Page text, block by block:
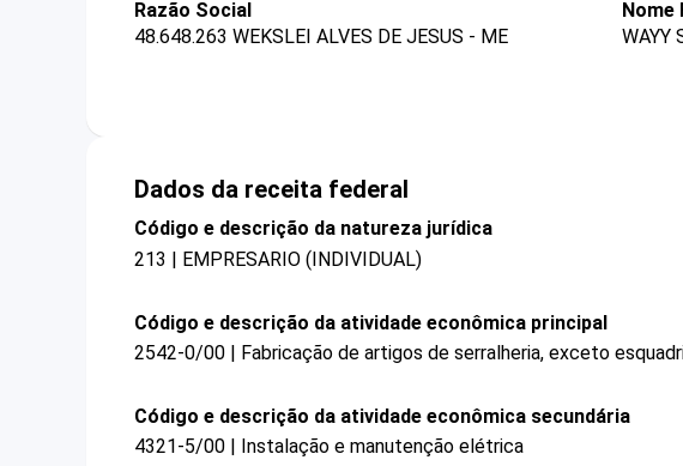
Razão Social
48.648.263 WEKSLEI ALVES DE JESUS - ME
Nome
WAYY
Dados da receita federal
Código e descrição da natureza jurídica
213 | EMPRESARIO (INDIVIDUAL)
Código e descrição da atividade econômica principal
2542-0/00 | Fabricação de artigos de serralheria, exceto
Código e descrição da atividade econômica secundária
4321-5/00 | Instalação e manutenção elétrica